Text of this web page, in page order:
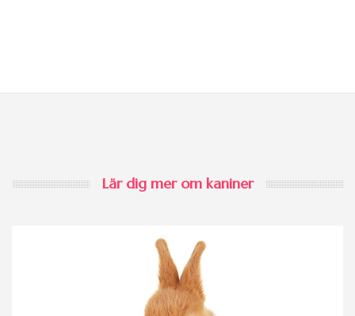
Lär dig mer om kaniner